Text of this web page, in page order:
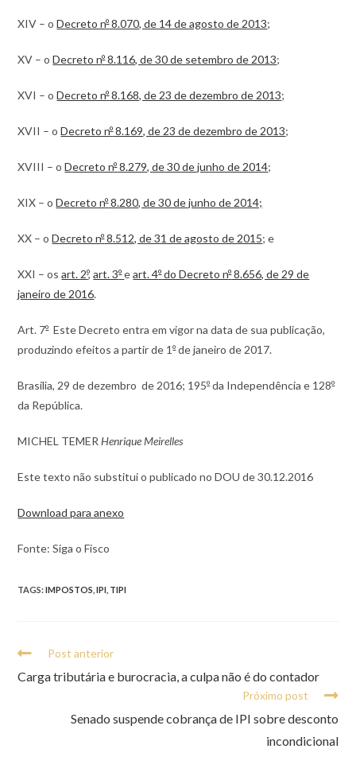
XIV – oDecreto nº8.070, de 14 de agosto de 2013;
XV – oDecreto nº8.116, de 30 de setembro de 2013;
XVI – oDecreto nº8.168, de 23 de dezembro de 2013;
XVII – oDecreto nº8.169, de 23 de dezembro de 2013;
XVIII – oDecreto nº8.279, de 30 de junho de 2014;
XIX – oDecreto nº8.280, de 30 de junho de 2014;
XX – oDecreto nº8.512, de 31 de agosto de 2015; e
XXI – osart. 2º,art. 3ºeart. 4ºdo Decreto nº8.656, de 29 de
janeiro de 2016.
Art. 7ºEste Decreto entra em vigor na data de sua publicação,
produzindo efeitos a partir de 1ºde janeiro de 2017.
Brasília, 29 de dezembro de 2016; 195ºda Independência e 128º
da República.
MICHEL TEMERHenrique Meirelles
Este texto não substitui o publicado no DOU de 30.12.2016
Download para anexo
Fonte: Siga o Fisco
TAGS:IMPOSTOS IPI TIPI
Post anterior
Carga tributária e burocracia, a culpa não é do contador
Próximo post
Senado suspende cobrança de IPI sobre desconto
incondicional